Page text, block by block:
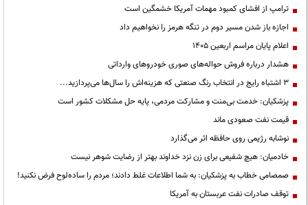
ترامپ از افشای کمبود مهمات آمریکا خشمگین است
اجازه باز شدن مسیر دوم در تنگه هرمز را نخواهیم داد
اعلام پایان مراسم اربعین ۱۴۰۵
هشدار درباره فروش حواله‌های صوری خودروهای وارداتی
3 اشتباه رایج در انتخاب رنگ صنعتی که هزینه‌اش را سال‌ها می‌پردازید...
پزشکیان: خدمت بی‌منت و مشارکت مردمی، پایه حل مشکلات کشور است
قیمت نفت صعودی ماند
نوشابه رژیمی روی حافظه اثر می‌گذارد
خادمیان: هیچ شفیعی برای زن نزد خداوند بهتر از رضایت شوهر نیست
صمصامی خطاب به پزشکیان: به شما اطلاعات غلط دادند؛ مردم را ساده‌لوح فرض نکنید!
توقف صادرات نفت عربستان به آمریکا